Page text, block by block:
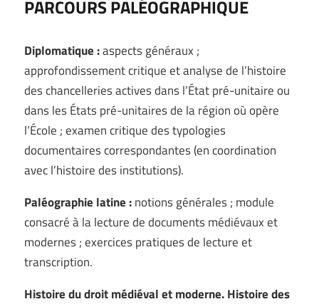
PARCOURS PALÉOGRAPHIQUE
Diplomatique :aspects généraux ;
approfondissement critique et analyse de l’histoire
des chancelleries actives dans l’État pré-unitaire ou
dans les États pré-unitaires de la région où opère
l’École ; examen critique des typologies
documentaires correspondantes (en coordination
avec l’histoire des institutions).
Paléographie latine :notions générales ; module
consacré à la lecture de documents médiévaux et
modernes ; exercices pratiques de lecture et
transcription.
Histoire du droit médiéval et moderne. Histoire des